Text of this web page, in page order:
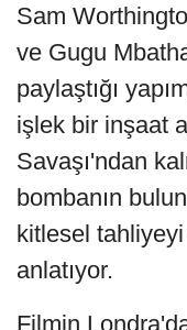
Sam
ve Gugu
paylaştığı
işlek bir inşaat
Savaşı'ndan
bombanın
kitlesel
anlatıyor.
Filmin